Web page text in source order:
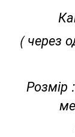
( через
Розмір